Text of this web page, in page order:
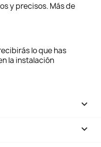
y precisos. Más de
lo que has
la instalación

